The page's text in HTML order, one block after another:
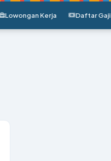
Lowongan Kerja Daftar Gaji